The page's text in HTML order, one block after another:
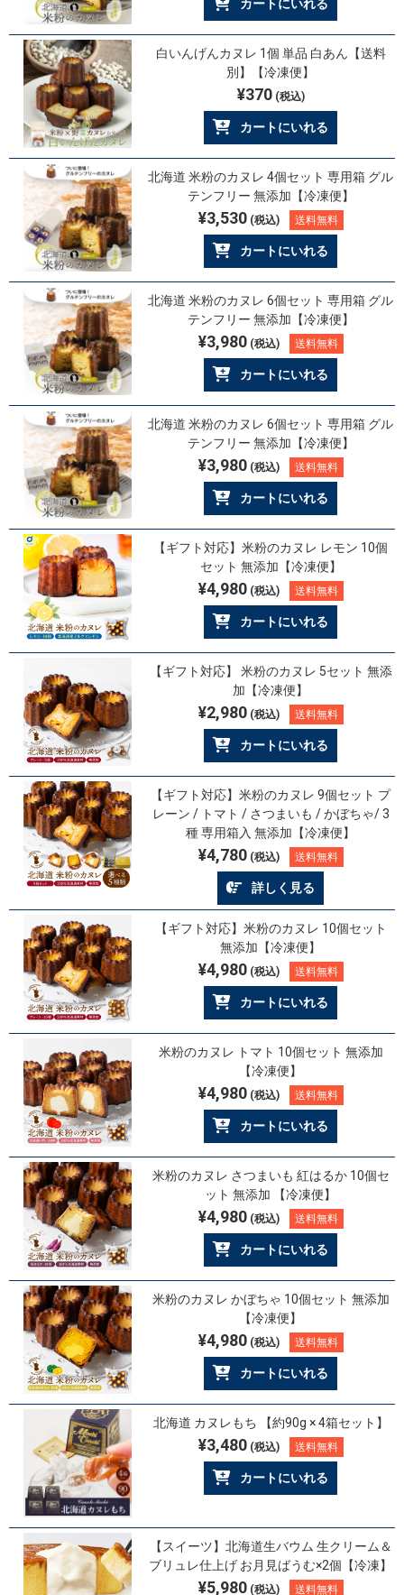
カートにいれる
白いんげんカヌレ 1個 単品 白あん【送料
別】【冷凍便】
¥370(税込)
カートにいれる
北海道 米粉のカヌレ 4個セット 専用箱 グル
テンフリー 無添加【冷凍便】
¥3,530(税込) 送料無料
カートにいれる
北海道 米粉のカヌレ 6個セット 専用箱 グル
テンフリー 無添加【冷凍便】
¥3,980(税込) 送料無料
カートにいれる
北海道 米粉のカヌレ 6個セット 専用箱 グル
テンフリー 無添加【冷凍便】
¥3,980(税込) 送料無料
カートにいれる
【ギフト対応】米粉のカヌレ レモン 10個
セット 無添加【冷凍便】
¥4,980(税込) 送料無料
カートにいれる
【ギフト対応】 米粉のカヌレ 5セット 無添
加【冷凍便】
¥2,980(税込) 送料無料
カートにいれる
【ギフト対応】米粉のカヌレ 9個セット プ
レーン / トマト / さつまいも / かぼちゃ/ 3
種 専用箱入 無添加【冷凍便】
¥4,780(税込) 送料無料
詳しく見る
【ギフト対応】米粉のカヌレ 10個セット
無添加【冷凍便】
¥4,980(税込) 送料無料
カートにいれる
米粉のカヌレ トマト 10個セット 無添加
【冷凍便】
¥4,980(税込) 送料無料
カートにいれる
米粉のカヌレ さつまいも 紅はるか 10個セ
ット 無添加 【冷凍便】
¥4,980(税込) 送料無料
カートにいれる
米粉のカヌレ かぼちゃ 10個セット 無添加
【冷凍便】
¥4,980(税込) 送料無料
カートにいれる
北海道 カヌレもち 【約90g × 4箱セット】
¥3,480(税込) 送料無料
カートにいれる
【スイーツ】北海道生バウム 生クリーム＆
ブリュレ仕上げ お月見ばうむ×2個【冷凍】
¥5,980(税込) 送料無料